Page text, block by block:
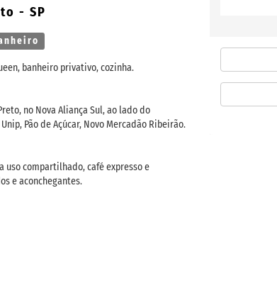
- SP
banheiro privativo, cozinha.
no Nova Aliança Sul, ao lado do
Pão de Açúcar, Novo Mercadão Ribeirão.
uso compartilhado, café expresso e
e aconchegantes.